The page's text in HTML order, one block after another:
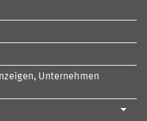
Unternehmen